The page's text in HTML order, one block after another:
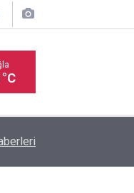
yeni sezonun fikstür